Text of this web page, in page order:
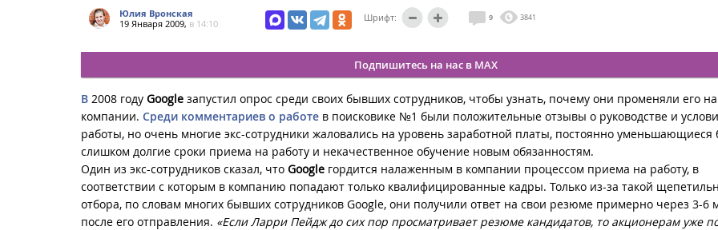
Юлия Вронская
19 Января 2009, в 14:10
Шрифт: 9 3841
Подпишитесь на нас в MAX
В 2008 году Google запустил опрос среди своих бывших сотрудников, чтобы узнать, почему они променяли его
компании. Среди комментариев о работе в поисковике №1 были положительные отзывы о руководстве и
работы, но очень многие экс-сотрудники жаловались на уровень заработной платы, постоянно уменьшающиеся
слишком долгие сроки приема на работу и некачественное обучение новым обязанностям.
Один из экс-сотрудников сказал, что Google гордится налаженным в компании процессом приема на работу, в
соответствии с которым в компанию попадают только квалифицированные кадры. Только из-за такой
отбора, по словам многих бывших сотрудников Google, они получили ответ на свои резюме примерно через 3-6
после его отправления. «Если Ларри Пейдж до сих пор просматривает резюме кандидатов, то акционерам уже